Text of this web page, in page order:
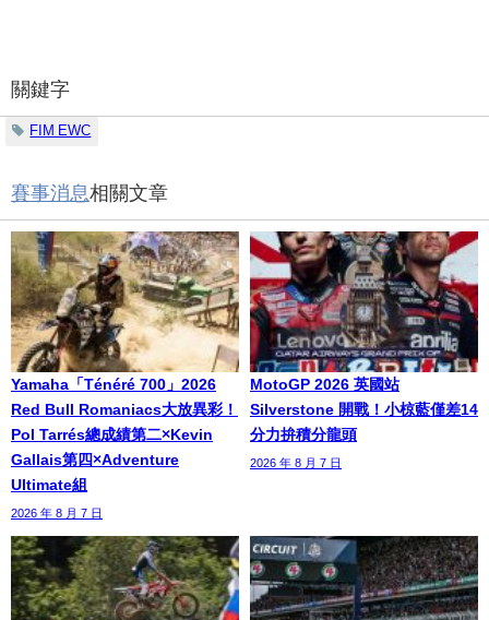
關鍵字
FIM EWC
賽事消息相關文章
Yamaha「Ténéré 700」2026
Red Bull Romaniacs大放異彩！
Pol Tarrés總成績第二×Kevin
Gallais第四×Adventure
Ultimate組
2026 年 8 月 7 日
MotoGP 2026 英國站
Silverstone 開戰！小椋藍僅差14
分力拚積分龍頭
2026 年 8 月 7 日